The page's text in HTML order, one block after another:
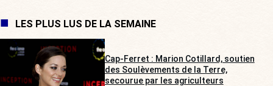
LES PLUS LUS DE LA SEMAINE
Cap-Ferret : Marion Cotillard, soutien
des Soulèvements de la Terre,
secourue par les agriculteurs